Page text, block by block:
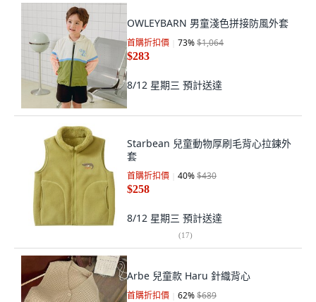
OWLEYBARN 男童淺色拼接防風外套
首購折扣價 73%$1,064
$283
8/12 星期三 預計送達
Starbean 兒童動物厚刷毛背心拉鍊外
套
首購折扣價 40%$430
$258
8/12 星期三 預計送達
(17)
Arbe 兒童款 Haru 針織背心
首購折扣價 62%$689